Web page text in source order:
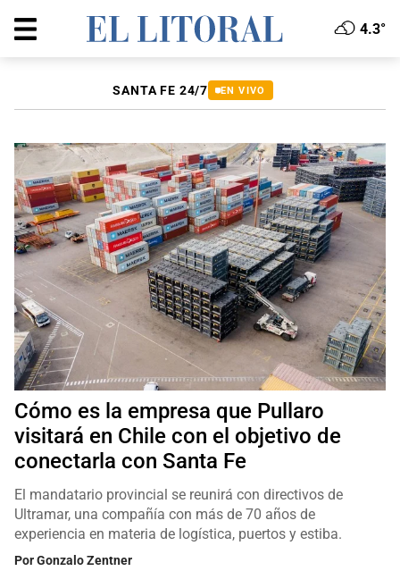
4.3°
SANTA FE 24/7 EN VIVO
Cómo es la empresa que Pullaro
visitará en Chile con el objetivo de
conectarla con Santa Fe
El mandatario provincial se reunirá con directivos de
Ultramar, una compañía con más de 70 años de
experiencia en materia de logística, puertos y estiba.
PorGonzalo Zentner